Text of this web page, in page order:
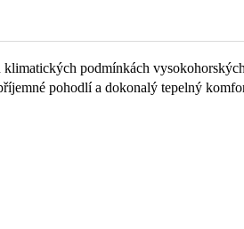
podmínkách
pohodlí a dokonalý tepelný